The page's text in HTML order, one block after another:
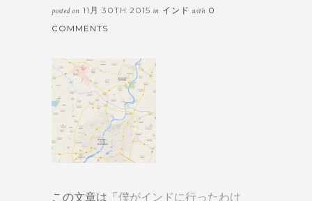
posted on 11月 30TH 2015 in インド with 0
COMMENTS
この文章は「僕がインドに行ったわけ